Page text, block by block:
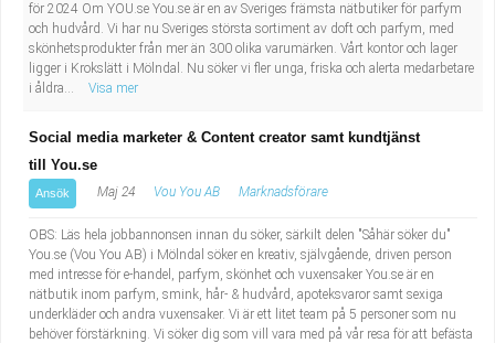
för 2024 Om YOU.se You.se är en av Sveriges främsta nätbutiker för parfym
och hudvård. Vi har nu Sveriges största sortiment av doft och parfym, med
skönhetsprodukter från mer än 300 olika varumärken. Vårt kontor och lager
ligger i Krokslätt i Mölndal. Nu söker vi fler unga, friska och alerta medarbetare
i åldra...
Visa mer
Social media marketer & Content creator samt kundtjänst
till You.se
Ansök Maj 24 Vou You AB Marknadsförare
OBS: Läs hela jobbannonsen innan du söker, särkilt delen "Såhär söker du"
You.se (Vou You AB) i Mölndal söker en kreativ, självgående, driven person
med intresse för e-handel, parfym, skönhet och vuxensaker You.se är en
nätbutik inom parfym, smink, hår- & hudvård, apoteksvaror samt sexiga
underkläder och andra vuxensaker. Vi är ett litet team på 5 personer som nu
behöver förstärkning. Vi söker dig som vill vara med på vår resa för att befästa